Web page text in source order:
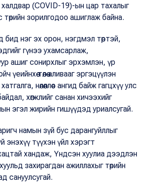
(COVID-19)-ын цар тахалыг
төрийн зорилгодоо ашиглаж байна.
бид нэг эх орон, нэгдмэл төртэй,
гүнээ ухамсарлаж,
ашиг сонирхлыг эрхэмлэн, үр
үеийнхөө төлөө аливааг эргэцүүлэн
нөлөөллөөс ангид байж гагцхүү улс
хөгжлийг санан хичээхийг
эгэл жирийн гишүүдэд уриалсугай.
намын зүй бус дарангуйллыг
энэхүү түүхэн үйл хэрэгт
хандаж, Үндсэн хуулиа дээдлэн
захирагдан ажиллахыг төрийн
сануулсугай.